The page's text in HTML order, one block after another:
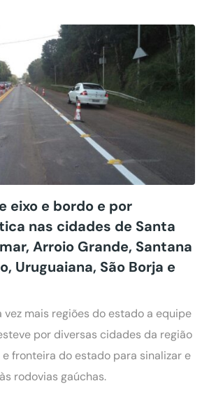
eixo e bordo e por
nas cidades de Santa
Arroio Grande, Santana
Uruguaiana, São Borja e
mais regiões do estado a equipe
por diversas cidades da região
fronteira do estado para sinalizar e
rodovias gaúchas.